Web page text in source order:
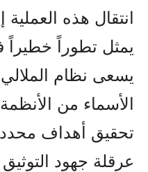
انتقال هذه
يمثل تطوراً خطيراً
يسعى نظام
الأسماء من
تحقيق أهداف
عرقلة جهود